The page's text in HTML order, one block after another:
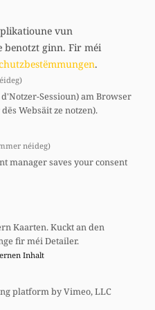
confiance avec les
définies et
le futur cadre de
étant actuellement
variable selon les
vous en faire un
du nouveau cadre
garantir une mise
l’ensemble du
explicitement la
les parcours de vie
du futur
l’affirmative, sous
avec quelle
vun
benotzt ginn. Fir méi
.
d'Notzer-Sessioun) am Browser
Websäit ze notzen).
néideg)
manager saves your consent
Kaarten. Kuckt an den
fir méi Detailer.
Inhalt
platform by Vimeo, LLC